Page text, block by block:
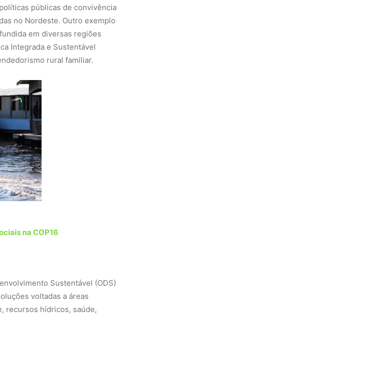
públicas de convivência
no Nordeste. Outro exemplo
em diversas regiões
Integrada e Sustentável
rural familiar.
na COP16
Sustentável (ODS)
voltadas a áreas
recursos hídricos, saúde,